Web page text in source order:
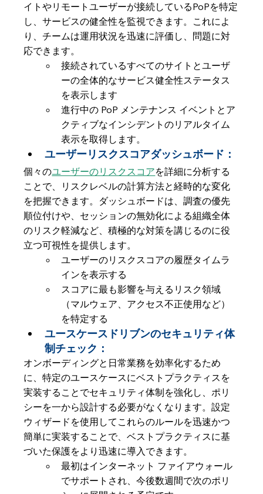
イトやリモートユーザーが接続しているPoPを特定
し、サービスの健全性を監視できます。これによ
り、チームは運用状況を迅速に評価し、問題に対
応できます。
接続されているすべてのサイトとユーザ
ーの全体的なサービス健全性ステータス
を表示します
進行中の PoP メンテナンス イベントとア
クティブなインシデントのリアルタイム
表示を取得します。
ユーザーリスクスコアダッシュボード：
個々のユーザーのリスクスコアを詳細に分析する
ことで、リスクレベルの計算方法と経時的な変化
を把握できます。ダッシュボードは、調査の優先
順位付けや、セッションの無効化による組織全体
のリスク軽減など、積極的な対策を講じるのに役
立つ可視性を提供します。
ユーザーのリスクスコアの履歴タイムラ
インを表示する
スコアに最も影響を与えるリスク領域
（マルウェア、アクセス不正使用など）
を特定する
ユースケースドリブンのセキュリティ体
制チェック：
オンボーディングと日常業務を効率化するため
に、特定のユースケースにベストプラクティスを
実装することでセキュリティ体制を強化し、ポリ
シーを一から設計する必要がなくなります。設定
ウィザードを使用してこれらのルールを迅速かつ
簡単に実装することで、ベストプラクティスに基
づいた保護をより迅速に導入できます。
最初はインターネット ファイアウォール
でサポートされ、今後数週間で次のポリ